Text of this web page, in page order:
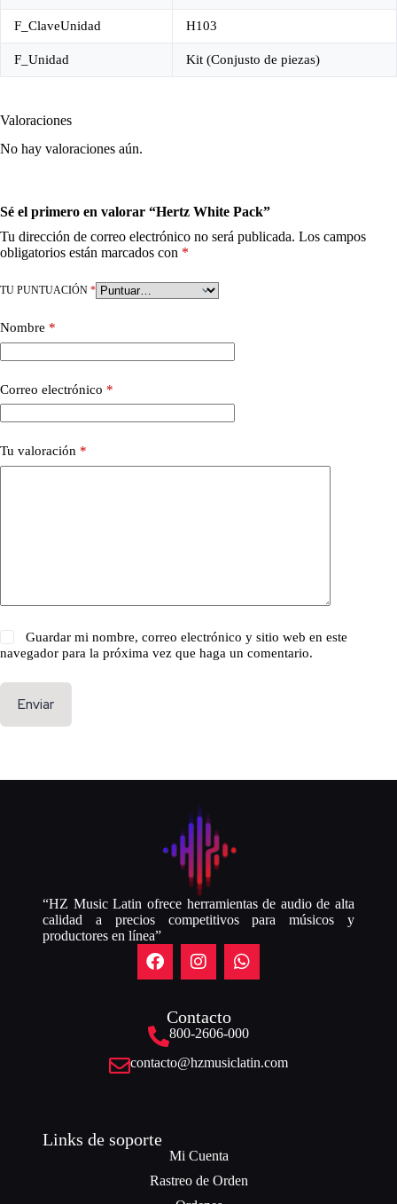
F_ClaveUnidad H103
F_Unidad Kit (Conjusto de piezas)
Valoraciones
No hay valoraciones aún.
Sé el primero en valorar “Hertz White Pack”
Tu dirección de correo electrónico no será publicada. Los campos
obligatorios están marcados con *
TU PUNTUACIÓN *
Nombre *
Correo electrónico *
Tu valoración *
Guardar mi nombre, correo electrónico y sitio web en este
navegador para la próxima vez que haga un comentario.
Enviar
“HZ Music Latin ofrece herramientas de audio de alta
calidad a precios competitivos para músicos y
productores en línea”
Contacto
800-2606-000
contacto@hzmusiclatin.com
Links de soporte
Mi Cuenta
Rastreo de Orden